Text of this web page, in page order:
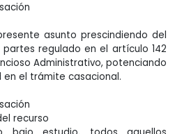
asunto prescindiendo del
regulado en el artículo 142
Administrativo, potenciando
el trámite casacional.
recurso